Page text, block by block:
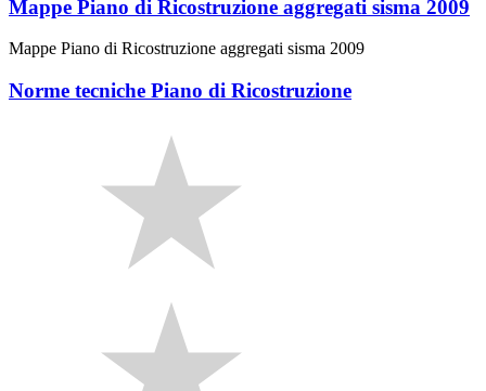
Mappe Piano di Ricostruzione aggregati sisma 2009
Mappe Piano di Ricostruzione aggregati sisma 2009
Norme tecniche Piano di Ricostruzione